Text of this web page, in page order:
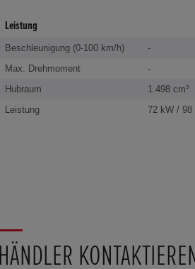
Leistung
Beschleunigung (0-100 km/h)
-
Max. Drehmoment
-
Hubraum
1.498 cm³
Leistung
72 kW / 98
HÄNDLER KONTAKTIEREN